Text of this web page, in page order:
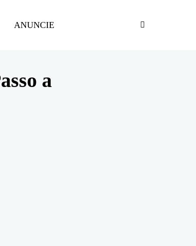
ANUNCIE
a